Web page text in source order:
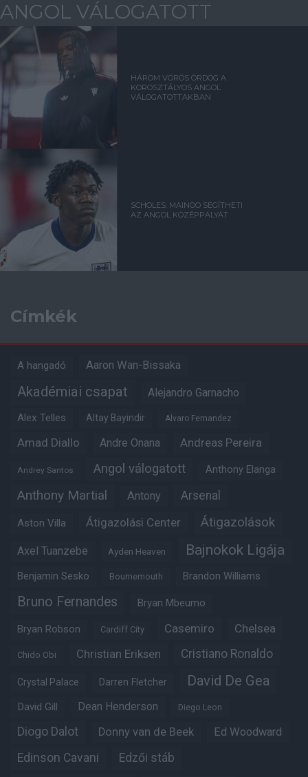
ANGOL VÁLOGATOTT
HÁROM VÖRÖS ÖRDÖG A
KOROSZTÁLYOS ANGOL
VÁLOGATOTTAKBAN
SCHOLES: MAINOO SEGÍTHETI
AZ ANGOL KÖZÉPPÁLYÁT
Címkék
A hangadó Aaron Wan-Bissaka
Akadémiai csapat Alejandro Garnacho
Alex Telles Altay Bayindir Alvaro Fernandez
Amad Diallo Andre Onana Andreas Pereira
Andrey Santos Angol válogatott Anthony Elanga
Anthony Martial Antony Arsenal
Aston Villa Átigazolási Center Átigazolások
Axel Tuanzebe Ayden Heaven Bajnokok Ligája
Benjamin Sesko Bournemouth Brandon Williams
Bruno Fernandes Bryan Mbeumo
Bryan Robson Cardiff City Casemiro Chelsea
Chido Obi Christian Eriksen Cristiano Ronaldo
Crystal Palace Darren Fletcher David De Gea
David Gill Dean Henderson Diego Leon
Diogo Dalot Donny van de Beek Ed Woodward
Edinson Cavani Edzői stáb